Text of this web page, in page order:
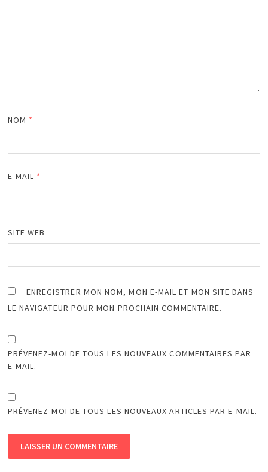
NOM *
E-MAIL *
SITE WEB
ENREGISTRER MON NOM, MON E-MAIL ET MON SITE DANS
LE NAVIGATEUR POUR MON PROCHAIN COMMENTAIRE.
PRÉVENEZ-MOI DE TOUS LES NOUVEAUX COMMENTAIRES PAR
E-MAIL.
PRÉVENEZ-MOI DE TOUS LES NOUVEAUX ARTICLES PAR E-MAIL.